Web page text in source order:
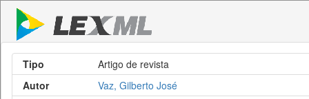
Tipo
Artigo de revista
Autor
Vaz, Gilberto José